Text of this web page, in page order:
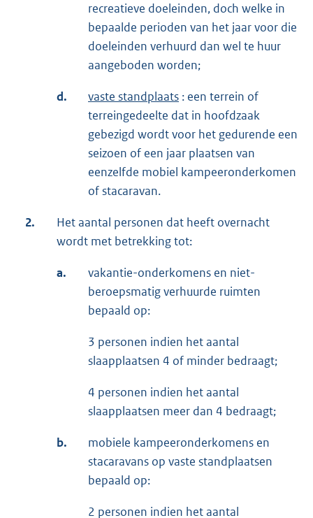
recreatieve doeleinden, doch welke in
bepaalde perioden van het jaar voor die
doeleinden verhuurd dan wel te huur
aangeboden worden;
d. vaste standplaats : een terrein of
terreingedeelte dat in hoofdzaak
gebezigd wordt voor het gedurende een
seizoen of een jaar plaatsen van
eenzelfde mobiel kampeeronderkomen
of stacaravan.
2.
Het aantal personen dat heeft overnacht
wordt met betrekking tot:
a.
vakantie-onderkomens en niet-
beroepsmatig verhuurde ruimten
bepaald op:
3 personen indien het aantal
slaapplaatsen 4 of minder bedraagt;
4 personen indien het aantal
slaapplaatsen meer dan 4 bedraagt;
b.
mobiele kampeeronderkomens en
stacaravans op vaste standplaatsen
bepaald op:
2 personen indien het aantal